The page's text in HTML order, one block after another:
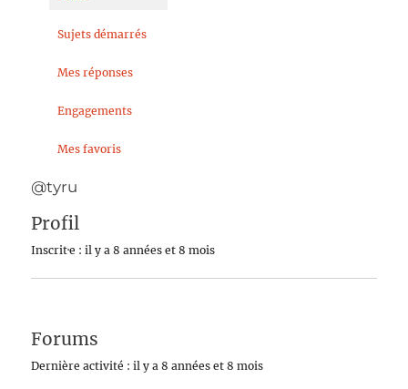
Sujets démarrés
Mes réponses
Engagements
Mes favoris
@tyru
Profil
Inscrit·e : il y a 8 années et 8 mois
Forums
Dernière activité : il y a 8 années et 8 mois